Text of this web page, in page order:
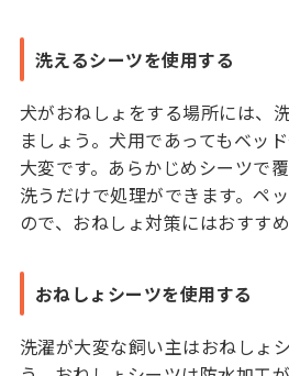
洗えるシーツを使用する
犬がおねしょをする場所には、
ましょう。犬用であってもベッ
大変です。あらかじめシーツで
洗うだけで処理ができます。ペ
ので、おねしょ対策にはおすす
おねしょシーツを使用する
洗濯が大変な飼い主はおねしょ